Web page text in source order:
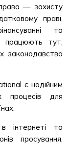
права — захисту
праві,
та
працюють тут,
законодавства
є надійним
процесів для
інтернеті та
просування,